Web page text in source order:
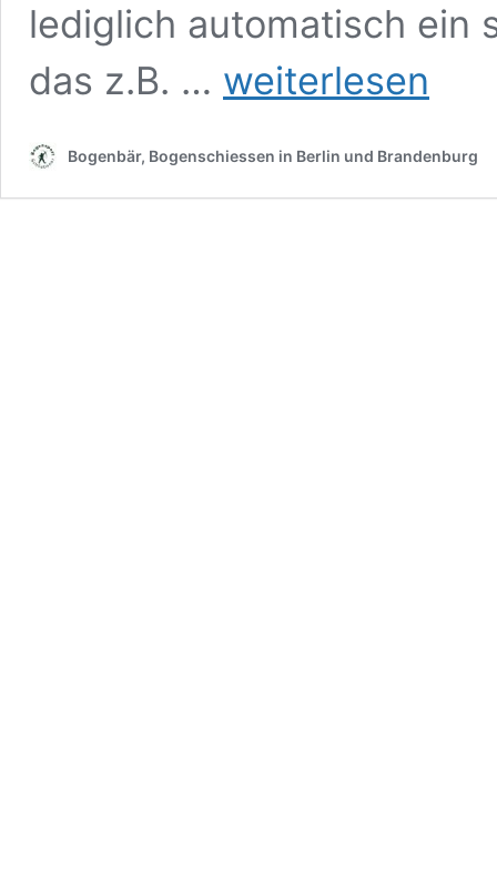
lediglich automatisch ein
das z.B. …
Datenschutz
weiterlesen
Bogenbär, Bogenschiessen in Berlin und Brandenburg